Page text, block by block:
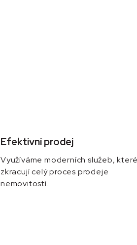
Efektivní prodej
Využíváme moderních služeb, které
zkracují celý proces prodeje
nemovitostí.